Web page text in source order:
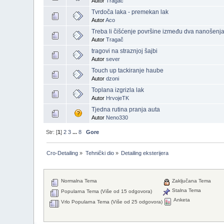
Tvrdoča laka - premekan lak
AutorAco
Treba li čišćenje površine između dva
AutorTragač
tragovi na straznjoj šajbi
Autorsever
Touch up tackiranje haube
Autordzoni
Toplana izgrizla lak
Autor HrvojeTK
Tjedna rutina pranja auta
Autor Neno330
Str: [1]2 3 ...8 Gore
Cro-Detailing » Tehnički dio» Detailing eksterijera
Normalna Tema
Popularna Tema (Više od 15 odgovora)
Vrlo Popularna Tema (Više od 25 odgovora)
Zaključana Tema
Stalna Tema
Anketa